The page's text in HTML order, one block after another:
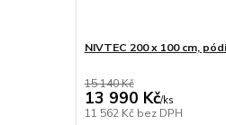
NIVTEC 200 x 100 cm,
15 140 Kč
13 990 Kč/ks
11 562 Kč bez DPH